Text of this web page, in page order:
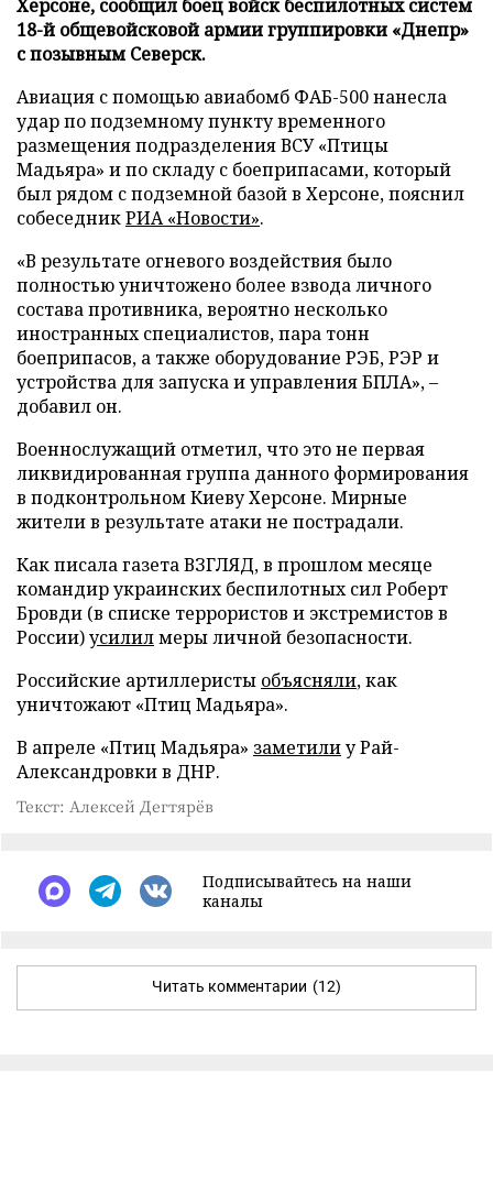
Херсоне, сообщил боец войск беспилотных систем
18-й общевойсковой армии группировки «Днепр»
с позывным Северск.
Авиация с помощью авиабомб ФАБ-500 нанесла
удар по подземному пункту временного
размещения подразделения ВСУ «Птицы
Мадьяра» и по складу с боеприпасами, который
был рядом с подземной базой в Херсоне, пояснил
собеседникРИА «Новости».
«В результате огневого воздействия было
полностью уничтожено более взвода личного
состава противника, вероятно несколько
иностранных специалистов, пара тонн
боеприпасов, а также оборудование РЭБ, РЭР и
устройства для запуска и управления БПЛА», –
добавил он.
Военнослужащий отметил, что это не первая
ликвидированная группа данного формирования
в подконтрольном Киеву Херсоне. Мирные
жители в результате атаки не пострадали.
Как писала газета ВЗГЛЯД, в прошлом месяце
командир украинских беспилотных сил Роберт
Бровди (в списке террористов и экстремистов в
России)усилилмеры личной безопасности.
Российские артиллеристы объясняли, как
уничтожают «Птиц Мадьяра».
В апреле «Птиц Мадьяра» заметилиу Рай-
Александровки в ДНР.
Текст: Алексей Дегтярёв
Подписывайтесь на наши
каналы
Читать комментарии (12)